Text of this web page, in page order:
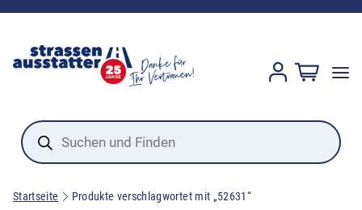
Products
search
Startseite Produkte verschlagwortet mit „52631“